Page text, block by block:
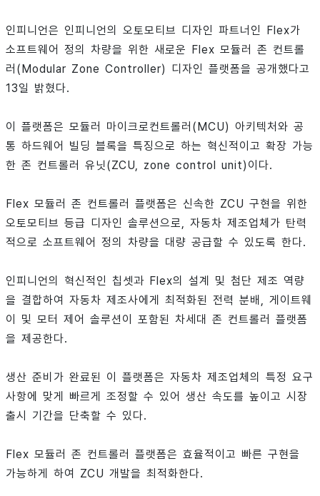
인피니언은 인피니언의 오토모티브 디자인 파트너인 Flex가
소프트웨어 정의 차량을 위한 새로운 Flex 모듈러 존 컨트롤
러(Modular Zone Controller) 디자인 플랫폼을 공개했다고
13일 밝혔다.
이 플랫폼은 모듈러 마이크로컨트롤러(MCU) 아키텍처와 공
통 하드웨어 빌딩 블록을 특징으로 하는 혁신적이고 확장 가능
한 존 컨트롤러 유닛(ZCU, zone control unit)이다.
Flex 모듈러 존 컨트롤러 플랫폼은 신속한 ZCU 구현을 위한
오토모티브 등급 디자인 솔루션으로, 자동차 제조업체가 탄력
적으로 소프트웨어 정의 차량을 대량 공급할 수 있도록 한다.
인피니언의 혁신적인 칩셋과 Flex의 설계 및 첨단 제조 역량
을 결합하여 자동차 제조사에게 최적화된 전력 분배, 게이트웨
이 및 모터 제어 솔루션이 포함된 차세대 존 컨트롤러 플랫폼
을 제공한다.
생산 준비가 완료된 이 플랫폼은 자동차 제조업체의 특정 요구
사항에 맞게 빠르게 조정할 수 있어 생산 속도를 높이고 시장
출시 기간을 단축할 수 있다.
Flex 모듈러 존 컨트롤러 플랫폼은 효율적이고 빠른 구현을
가능하게 하여 ZCU 개발을 최적화한다.